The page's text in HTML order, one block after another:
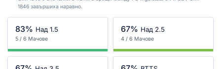
1846 завършиха наравно.
83% Над 1.5
5 / 6 Мачове
67% Над 2.5
4 / 6 Мачове